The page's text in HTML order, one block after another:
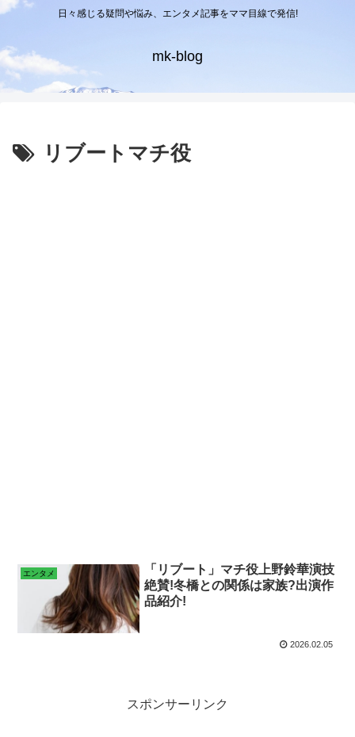
日々感じる疑問や悩み、エンタメ記事をママ目線で発信!
mk-blog
リブートマチ役
エンタメ
「リブート」マチ役上野鈴華演技
絶賛!冬橋との関係は家族?出演作
品紹介!
2026.02.05
スポンサーリンク